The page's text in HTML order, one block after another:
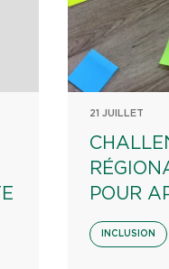
21 JUILLET
POUR
INCLUSION